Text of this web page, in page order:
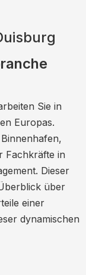
Sie in
Europas.
Fachkräfte in
Dieser
über
einer
dynamischen